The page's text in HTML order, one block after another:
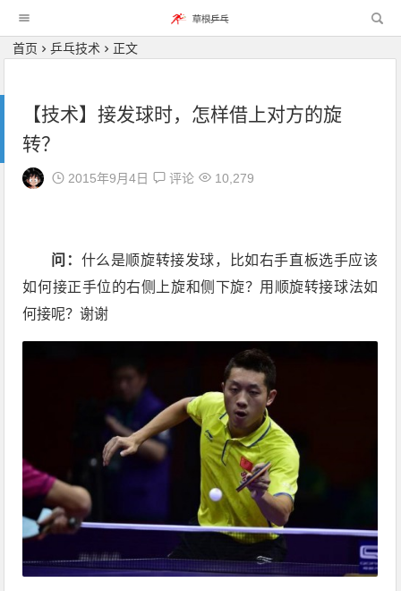
首页 乒乓技术 正文
【技术】接发球时，怎样借上对方的旋
转？
2015年9月4日 评论 10,279
问： 什么是顺旋转接发球，比如右手直板选手应该
如何接正手位的右侧上旋和侧下旋？用顺旋转接球法如
何接呢？谢谢